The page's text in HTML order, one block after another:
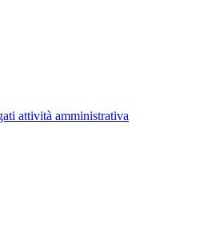
attività amministrativa